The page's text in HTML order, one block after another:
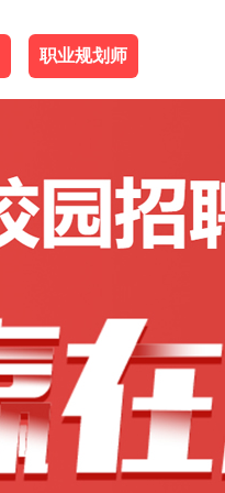
职业规划师